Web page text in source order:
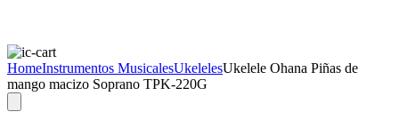
HomeInstrumentos MusicalesUkelelesUkelele Ohana Piñas de
mango macizo Soprano TPK-220G